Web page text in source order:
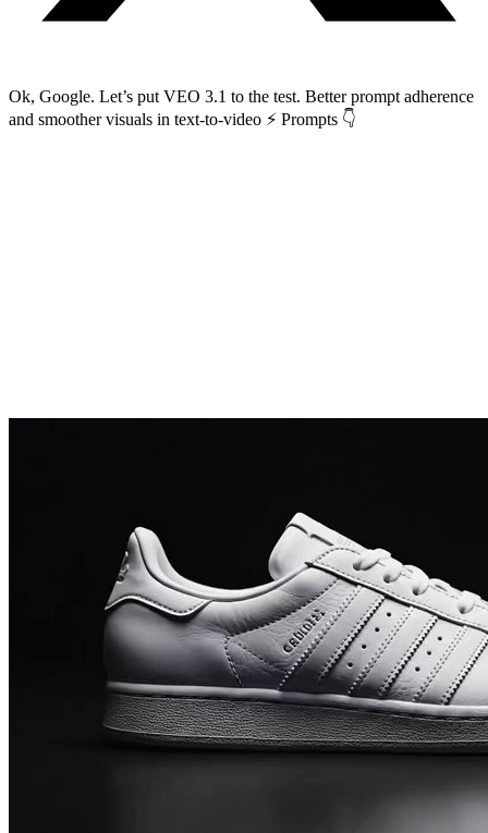
Ok, Google. Let’s put VEO 3.1 to the test. Better prompt adherence
and smoother visuals in text-to-video ⚡ Prompts 👇